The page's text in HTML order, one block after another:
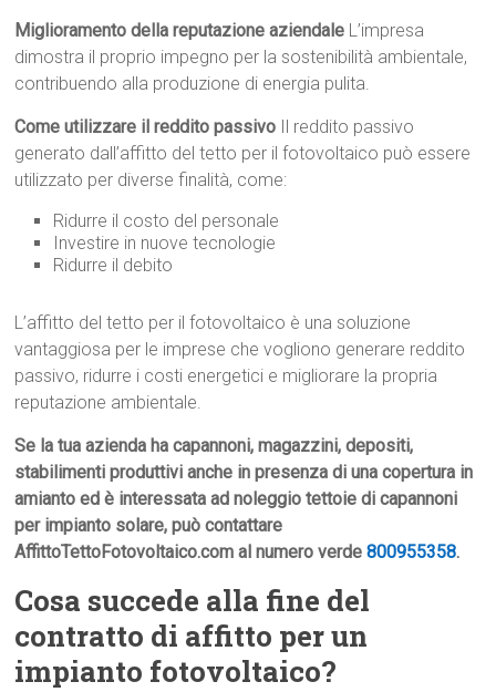
Miglioramento della reputazione aziendale L’impresa
dimostra il proprio impegno per la sostenibilità ambientale,
contribuendo alla produzione di energia pulita.
Come utilizzare il reddito passivo Il reddito passivo
generato dall’affitto del tetto per il fotovoltaico può essere
utilizzato per diverse finalità, come:
Ridurre il costo del personale
Investire in nuove tecnologie
Ridurre il debito
L’affitto del tetto per il fotovoltaico è una soluzione
vantaggiosa per le imprese che vogliono generare reddito
passivo, ridurre i costi energetici e migliorare la propria
reputazione ambientale.
Se la tua azienda ha capannoni, magazzini, depositi,
stabilimenti produttivi anche in presenza di una copertura in
amianto ed è interessata ad noleggio tettoie di capannoni
per impianto solare, può contattare
AffittoTettoFotovoltaico.com al numero verde800955358.
Cosa succede alla fine del
contratto di affitto per un
impianto fotovoltaico?